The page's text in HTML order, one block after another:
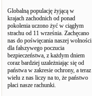
Globalną populację żyjącą w
krajach zachodnich od ponad
pokolenia uczono żyć w ciągłym
strachu od 11 września. Zachęcano
nas do poświęcania naszej wolności
dla fałszywego poczucia
bezpieczeństwa, z każdym dniem
coraz bardziej uzależniając się od
państwa w zakresie ochrony, a teraz
wielu z nas liczy na to, że państwo
płaci nasze rachunki.